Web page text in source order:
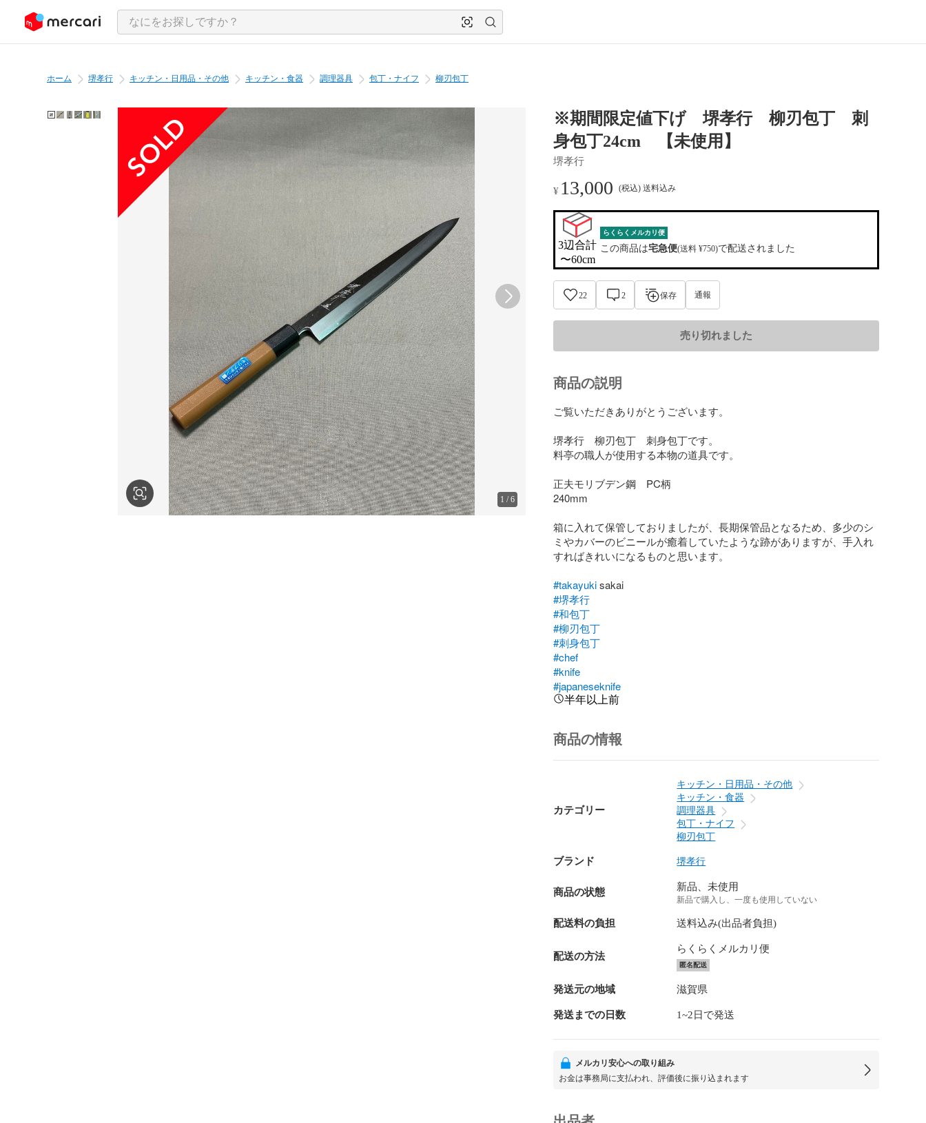
ツにスキップ
ホーム 堺孝行 キッチン・日用品・その他 キッチン・食器 調理器具 包丁・ナイフ 柳刃包丁
1 /6
※期間限定値下げ 堺孝行 柳刃包丁 刺
身包丁24cm 【未使用】
堺孝行
¥ 13,000 (税込) 送料込み
3辺合計
〜60cm
らくらくメルカリ便
この商品は宅急便(送料 ¥750)で配送されました
22 2 保存 通報
売り切れました
商品の説明
ご覧いただきありがとうございます。
堺孝行　柳刃包丁　刺身包丁です。
料亭の職人が使用する本物の道具です。
正夫モリブデン鋼　PC柄
240mm
箱に入れて保管しておりましたが、長期保管品となるため、多少のシ
ミやカバーのビニールが癒着していたような跡がありますが、手入れ
すればきれいになるものと思います。
#takayuki
sakai
#堺孝行
#和包丁
#柳刃包丁
#刺身包丁
#chef
#knife
#japaneseknife
半年以上前
商品の情報
カテゴリー
キッチン・日用品・その他
キッチン・食器
調理器具
包丁・ナイフ
柳刃包丁
ブランド 堺孝行
商品の状態 新品、未使用
新品で購入し、一度も使用していない
配送料の負担 送料込み(出品者負担)
配送の方法
らくらくメルカリ便
匿名配送
発送元の地域 滋賀県
発送までの日数 1~2日で発送
メルカリ安心への取り組み
お金は事務局に支払われ、評価後に振り込まれます